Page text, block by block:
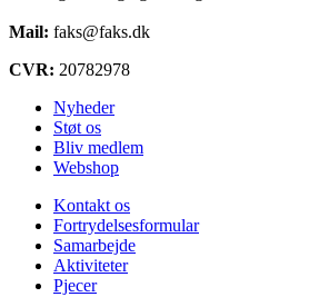
Mail: faks@faks.dk
CVR: 20782978
Nyheder
Støt os
Bliv medlem
Webshop
Kontakt os
Fortrydelsesformular
Samarbejde
Aktiviteter
Pjecer